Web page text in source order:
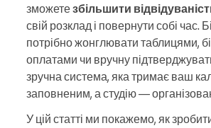
зможетезбільшити
свій розклад і повернути собі час.
потрібно жонглювати таблицями,
оплатами чи вручну
зручна система, яка тримає ваш
заповненим, а студію —
У цій статті ми покажемо, як